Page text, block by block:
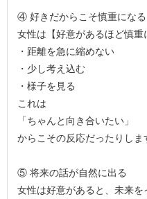
④ 好きだからこそ慎重になる
女性は【好意があるほど慎重
・距離を急に縮めない
・少し考え込む
・様子を見る
これは
「ちゃんと向き合いたい」
からこその反応だったりしま
⑤ 将来の話が自然に出る
女性は好意があると、未来を